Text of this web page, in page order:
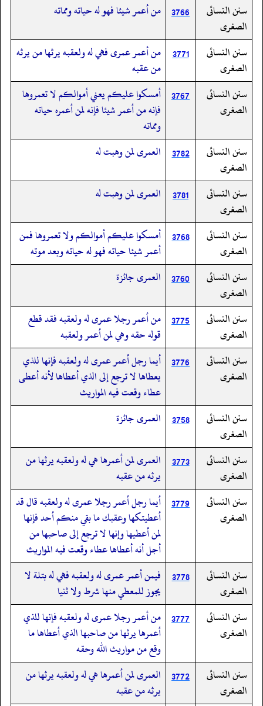
سنن النسائى
الصغرى
3766 من أعمر شيئا فهو له حياته ومماته
سنن النسائى
الصغرى
3771
من أعمر عمرى فهي له ولعقبه يرثها من يرثه
من عقبه
سنن النسائى
الصغرى
3767 أمسكوا عليكم يعني أموالكم لا تعمروها
فإنه من أعمر شيئا فإنه لمن أعمره حياته
ومماته
سنن النسائى
الصغرى
3782 العمرى لمن وهبت له
سنن النسائى
الصغرى
3781 العمرى لمن وهبت له
سنن النسائى
الصغرى
3768 أمسكوا عليكم أموالكم ولا تعمروها فمن
أعمر شيئا حياته فهو له حياته وبعد موته
سنن النسائى
الصغرى
3760 العمرى جائزة
سنن النسائى
الصغرى
3775 من أعمر رجلا عمرى له ولعقبه فقد قطع
قوله حقه وهي لمن أعمر ولعقبه
سنن النسائى
الصغرى
3776 أيما رجل أعمر عمرى له ولعقبه فإنها للذي
يعطاها لا ترجع إلى الذي أعطاها لأنه أعطى
عطاء وقعت فيه المواريث
سنن النسائى
الصغرى
3758 العمرى جائزة
سنن النسائى
الصغرى
3773
العمرى لمن أعمرها هي له ولعقبه يرثها من
يرثه من عقبه
سنن النسائى
الصغرى
3779 أيما رجل أعمر رجلا عمرى له ولعقبه قال قد
أعطيتكها وعقبك ما بقي منكم أحد فإنها
لمن أعطيها وإنها لا ترجع إلى صاحبها من
أجل أنه أعطاها عطاء وقعت فيه المواريث
سنن النسائى
الصغرى
3778
فيمن أعمر عمرى له ولعقبه فهي له بتلة لا
يجوز للمعطي منها شرط ولا ثنيا
سنن النسائى
الصغرى
3777 من أعمر رجلا عمرى له ولعقبه فإنها للذي
أعمرها يرثها من صاحبها الذي أعطاها ما
وقع من مواريث الله وحقه
سنن النسائى
الصغرى
3772 العمرى لمن أعمرها هي له ولعقبه يرثها من
يرثه من عقبه